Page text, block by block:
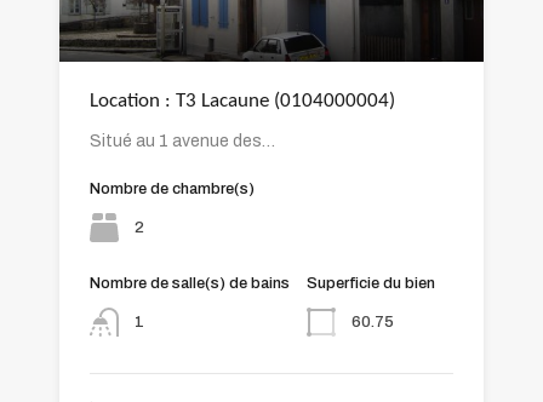
Location : T3 Lacaune (0104000004)
Situé au 1 avenue des…
Nombre de chambre(s)
2
Nombre de salle(s) de bains
1
Superficie du bien
60.75